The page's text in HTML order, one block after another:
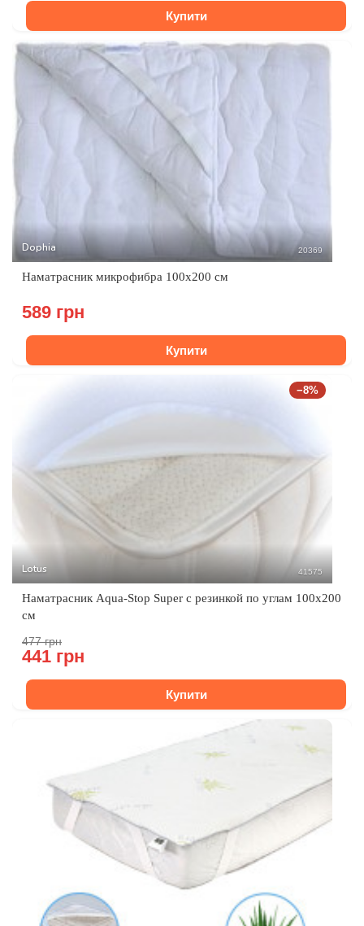
Купити
Dophia 20369
Наматрасник микрофибра 100х200 см
589 грн
Купити
−8%
Lotus 41575
Наматрасник Aqua-Stop Super c резинкой по углам 100x200
см
477 грн
441 грн
Купити